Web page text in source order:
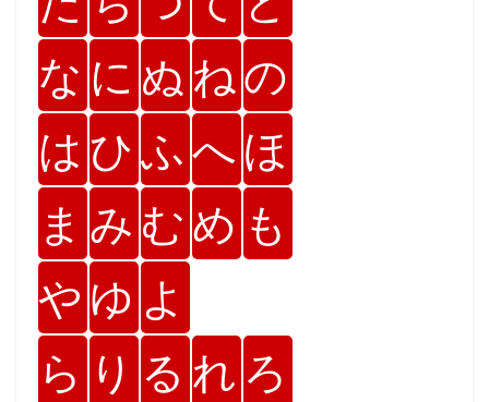
な に ぬ ねの
は ひふへほ
ま み むめ も
や ゆ よ
ら り る れ ろ